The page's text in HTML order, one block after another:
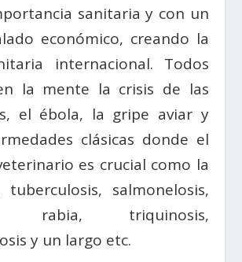
sanitaria y con un
económico, creando la
internacional. Todos
la mente la crisis de las
el ébola, la gripe aviar y
clásicas donde el
es crucial como la
tuberculosis, salmonelosis,
rabia, triquinosis,
y un largo etc.